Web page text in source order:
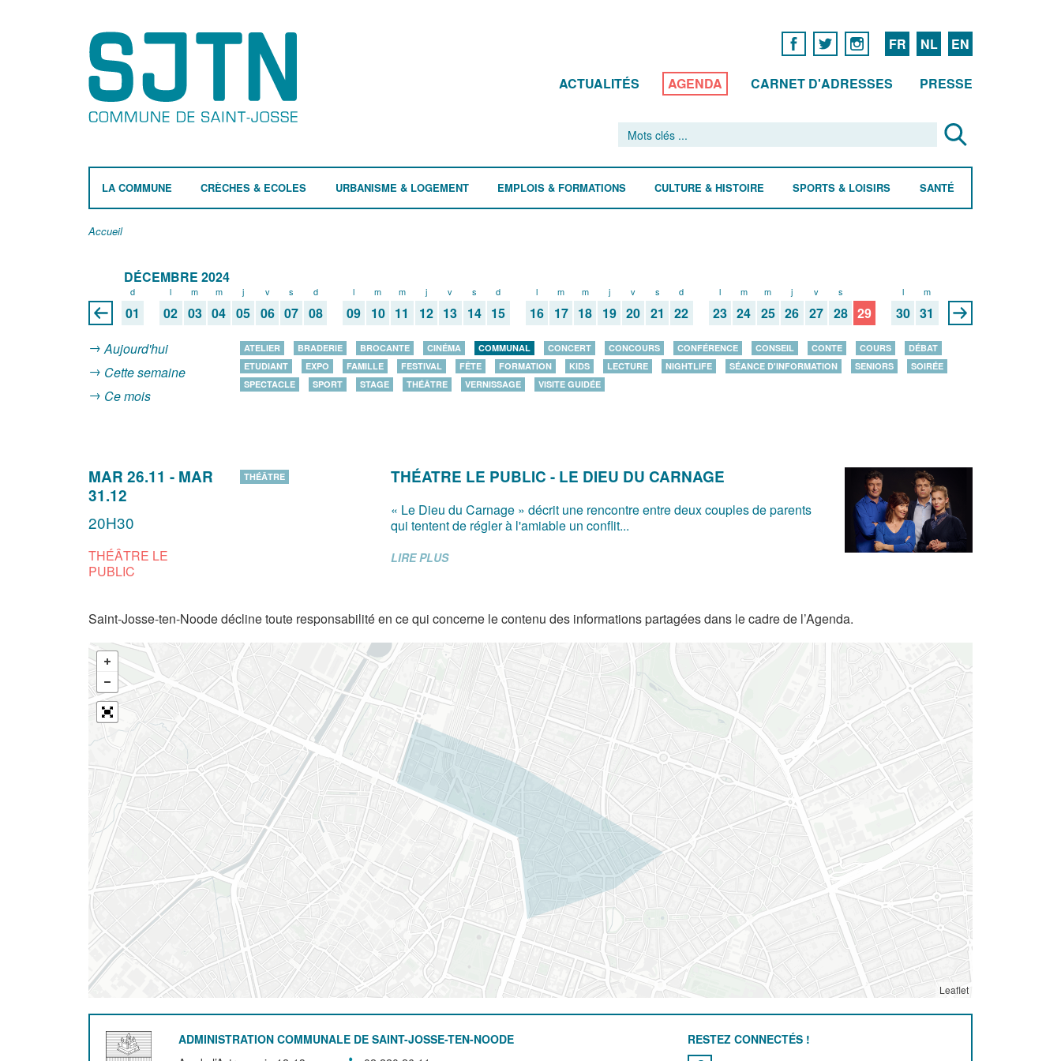
FR NL EN
ACTUALITÉS AGENDA CARNET D'ADRESSES PRESSE
LA COMMUNE CRÈCHES & ECOLES URBANISME & LOGEMENT EMPLOIS & FORMATIONS CULTURE & HISTOIRE SPORTS & LOISIRS SANTÉ
Accueil
DÉCEMBRE 2024
d
01
l
02
m
03
m
04
j
05
v
06
s
07
d
08
l
09
m
10
m
11
j
12
v
13
s
14
d
15
l
16
m
17
m
18
j
19
v
20
s
21
d
22
l
23
m
24
m
25
j
26
v
27
s
28 29
l
30
m
31
Aujourd'hui
Cette semaine
Ce mois
ATELIER BRADERIE BROCANTE CINÉMA COMMUNAL CONCERT CONCOURS CONFÉRENCE CONSEIL CONTE COURS
DÉBAT
ETUDIANT
EXPO FAMILLE FESTIVAL FÊTE FORMATION KIDS LECTURE NIGHTLIFE SÉANCE D'INFORMATION SENIORS
SOIRÉE
SPECTACLE
SPORT STAGE THÉÂTRE VERNISSAGE VISITE GUIDÉE
MAR 26.11 - MAR
31.12
20H30
THÉÂTRE LE
PUBLIC
THÉÂTRE THÉATRE LE PUBLIC - LE DIEU DU CARNAGE
« Le Dieu du Carnage » décrit une rencontre entre deux couples de parents
qui tentent de régler à l'amiable un conflit...
LIRE PLUS
Saint-Josse-ten-Noode décline toute responsabilité en ce qui concerne le contenu des informations partagées dans le cadre de l’Agenda.
Leaflet
ADMINISTRATION COMMUNALE DE SAINT-JOSSE-TEN-NOODE
RESTEZ CONNECTÉS !